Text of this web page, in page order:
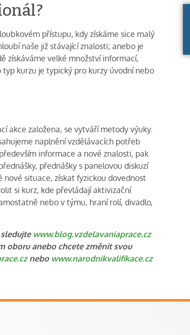
přístupu, kdy získáme sice malý
naše již stávající znalosti; anebo je
získáváme velké množství informací,
kurzu je typický pro kurzy úvodní nebo
akce založena, se vytváří metody výuky.
naplnění vzdělávacích potřeb
informace a nové znalosti, pak
přednášky s panelovou diskuzí
situace, získat fyzickou dovednost
si kurz, kde převládají aktivizační
nebo v týmu, hraní rolí, divadlo,
www.blog.vzdelavaniaprace.cz
oboru anebo chcete změnit svou
nebo www.narodnikvalifikace.cz